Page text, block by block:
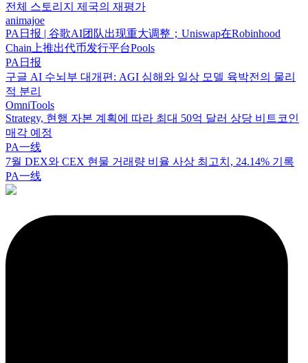
전체 스토리지 제국의 재평가
animajoe
PA日报 | 谷歌AI团队出现重大调整；Uniswap在Robinhood
Chain上推出代币发行平台Pools
PA日报
구글 AI 수뇌부 대개편: AGI 심해와 일상 모델 육박전의 물리
적 분리
OmniTools
Strategy, 현행 자본 계획에 따라 최대 50억 달러 상당 비트코인
매각 예정
PA一线
7월 DEX와 CEX 현물 거래량 비율 사상 최고치, 24.14% 기록
PA一线